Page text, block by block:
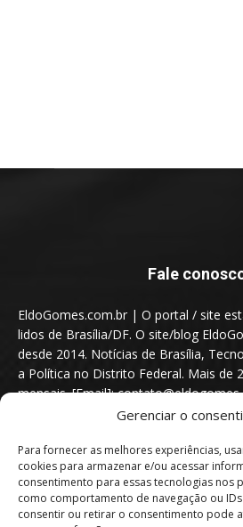
Gerenciar o
Para fornecer as melhores experiências,
cookies para armazenar e/ou acessar
consentimento para essas tecnologias nos
como comportamento de navegação ou
consentir ou retirar o consentimento pode
Fale
EldoGomes.com.br | O portal / site
lidos de Brasília/DF. O site/blog
desde 2014. Notícias de Brasília,
a Política no Distrito Federal. Mais de
mensais. [Email]: